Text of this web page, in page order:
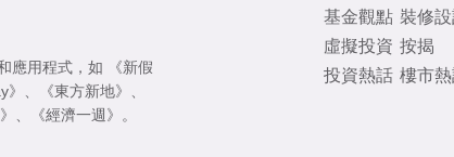
應用程式，如
《新假
、 《東方新地》 、
、 《經濟一週》 。
基金觀點
虛擬投資
投資熱話
裝修
按揭
樓市